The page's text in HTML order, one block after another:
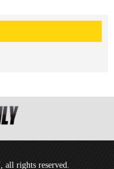
rights reserved.